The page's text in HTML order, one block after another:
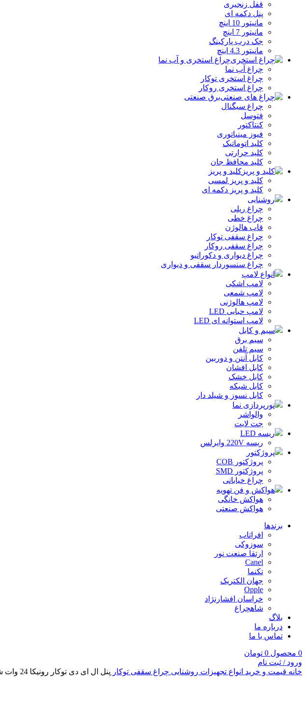
قفل زنجیری
پنل دکمه‌ ای
مانیتور 10 اینچ
مانیتور 7 اینچ
جک درب پارکینگ
مانیتور 4.3 اینچ
چراغ استخری و آب نما
چراغ آب نما
چراغ استخری توکار
چراغ استخری روکار
برق صنعتی
چراغ سیگنال
فتوسل
کنتاکتور
فیوز مینیاتوری
کلید اتوماتیک
کلید حرارتی
کلید محافظ جان
کلید و پریز
کلید و پریز لمسی
کلید و پریز دکمه‌ ای
روشنایی
چراغ ریلی
چراغ خطی
قاب هالوژن
چراغ سقفی توکار
چراغ سقفی روکار
چراغ دیواری و دکوراتیو
چراغ سنسوردار سقفی و دیواری
انواع لامپ
لامپ اشکی
لامپ شمعی
لامپ هالوژنی
لامپ حبابی LED
لامپ استوانه ای LED
سیم و کابل
سیم برق
سیم تلفن
کابل آنتن و دوربین
کابل افشان
کابل خشک
کابل شبکه
کابل نسوز و شیلد دار
نورپردازی نما
والواشر
جت لایت
ریسه LED
ریسه 220V وایرلس
پروژکتور
پروژکتور COB
پروژکتور SMD
چراغ خیابانی
هواکش و فن تهویه
هواکش خانگی
هواکش صنعتی
برندها
افراتاب
سوزوکی
ارتقا صنعت نور
Canel
تکنما
جهان الکتریک
Opple
خراسان افشارنژاد
شاهچراغ
بلاگ
درباره ما
تماس با ما
0 محصول 0 تومان
ورود / ثبت نام
خانه قیمت و خرید انواع تجهیزات روشنایی چراغ سقفی توکار پنل ال ای دی توکار رونیکا 24 وات شاه چراغ